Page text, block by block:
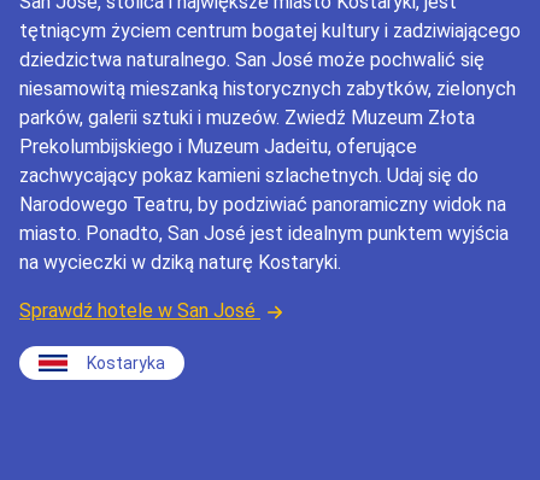
tętniącym życiem centrum bogatej kultury i zadziwiającego
dziedzictwa naturalnego. San José może pochwalić się
niesamowitą mieszanką historycznych zabytków, zielonych
parków, galerii sztuki i muzeów. Zwiedź Muzeum Złota
Prekolumbijskiego i Muzeum Jadeitu, oferujące
zachwycający pokaz kamieni szlachetnych. Udaj się do
Narodowego Teatru, by podziwiać panoramiczny widok na
miasto. Ponadto, San José jest idealnym punktem wyjścia
na wycieczki w dziką naturę Kostaryki.
Sprawdź hotele w San José
Kostaryka